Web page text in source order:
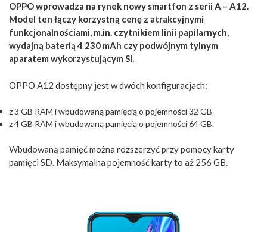
OPPO wprowadza na rynek nowy smartfon z serii A – A12.
Model ten łączy korzystną cenę z atrakcyjnymi
funkcjonalnościami, m.in. czytnikiem linii papilarnych,
wydajną baterią 4 230 mAh czy podwójnym tylnym
aparatem wykorzystującym SI.
OPPO A12 dostępny jest w dwóch konfiguracjach:
z 3 GB RAM i wbudowaną pamięcią o pojemności 32 GB
z 4 GB RAM i wbudowaną pamięcią o pojemności 64 GB.
Wbudowaną pamięć można rozszerzyć przy pomocy karty
pamięci SD. Maksymalna pojemność karty to aż 256 GB.